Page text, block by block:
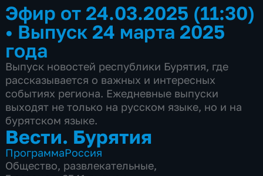
Эфир от 24.03.2025 (11:30)
• Выпуск 24 марта 2025
года
Выпуск новостей республики Бурятия, где
рассказывается о важных и интересных
событиях региона. Ежедневные выпуски
выходят не только на русском языке, но и на
бурятском языке.
Вести. Бурятия
ПрограммаРоссия
Общество, развлекательные,